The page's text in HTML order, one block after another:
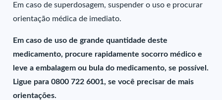
Em caso de superdosagem, suspender o uso e procurar
orientação médica de imediato.
Em caso de uso de grande quantidade deste
medicamento, procure rapidamente socorro médico e
leve a embalagem ou bula do medicamento, se possível.
Ligue para 0800 722 6001, se você precisar de mais
orientações.